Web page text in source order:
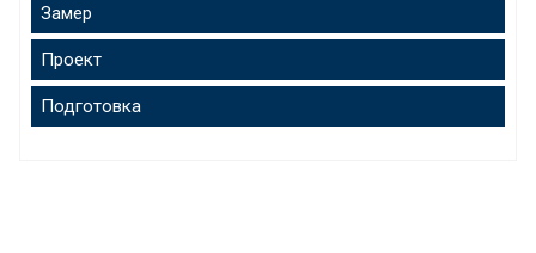
Замер
Проект
Подготовка